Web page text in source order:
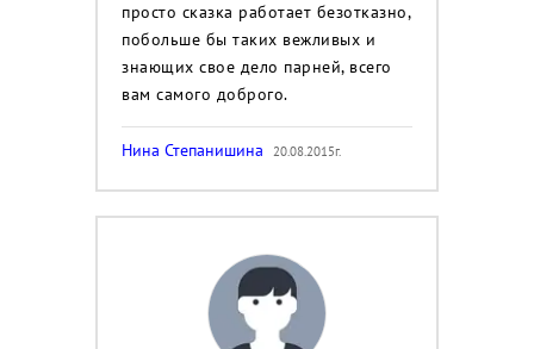
просто сказка работает безотказно,
побольше бы таких вежливых и
знающих свое дело парней, всего
вам самого доброго.
Нина Степанишина 20.08.2015г.